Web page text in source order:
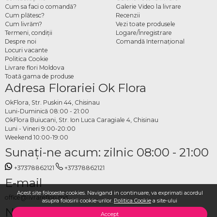
Acest site foloseste cookies. Navigand in continuare, va exprimati acordul
asupra folosirii cookie-urilor. Politica Cookie a site-ului
Accept
Cum comanzi decor floral
pentru mesele invitaților
Alegi stilul și tipul de aranjament din categorie, specifici numărul de mese, data
evenimentului și locația de livrare și plasezi comanda. Echipa OkFlora se ocupă
de pregătirea tuturor aranjamentelor din flori proaspete și de livrare la timp, astfel
încât sala să fie pregătită exact cum ți-ai dorit.
Cum sa faci o comandă?
Cum plătesc?
Cum livrăm?
Termeni, condiţii
Despre noi
Locuri vacante
Politica Cookie
Livrare flori Moldova
Toată gama de produse
Galerie Video la livrare
Recenzii
Vezi toate produsele
Logare/Înregistrare
Comandă Internațional
Adresa Florariei Ok Flora
OkFlora, Str. Puskin 44, Chisinau
Luni-Duminică 08:00 - 21:00
OkFlora Buiucani, Str. Ion Luca Caragiale 4, Chisinau
Luni - Vineri 9:00-20:00
Weekend 10:00-19:00
Sunaţi-ne acum: zilnic 08:00 - 21:00
+37378862121 +37378862121
E-mail
office@livrareflori.md
Ne puteți contacta: